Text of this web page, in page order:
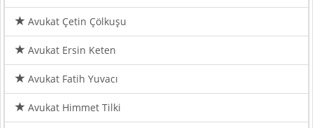
Avukat Çetin Çölkuşu
Avukat Ersin Keten
Avukat Fatih Yuvacı
Avukat Himmet Tilki